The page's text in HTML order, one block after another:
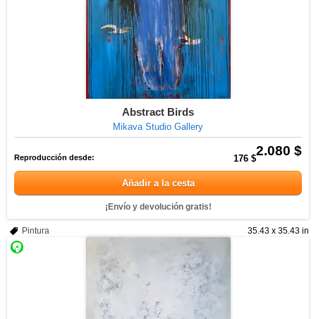
Abstract Birds
Mikava Studio Gallery
2.080 $
Reproducción desde: 176 $
Añadir a la cesta
¡Envío y devolución gratis!
35.43 x 35.43 in
Pintura